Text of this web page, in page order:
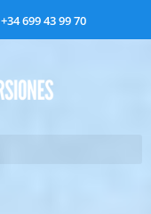
+34 699 43 99 70